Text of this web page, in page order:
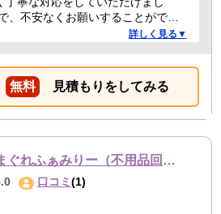
、不安なくお願いすることができ
詳しく見る▼
無料 見積もりをしてみる
便利屋・氣まぐれふぁみりー（不用品回収・遺品整理・お墓参り代行等、幅広く対応しております）
口コミ(1)